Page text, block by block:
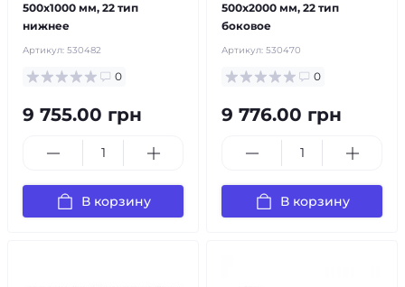
500x1000 мм, 22 тип
нижнее
Артикул: 530482
0
9 755.00 грн
В корзину
500x2000 мм, 22 тип
боковое
Артикул: 530470
0
9 776.00 грн
В корзину